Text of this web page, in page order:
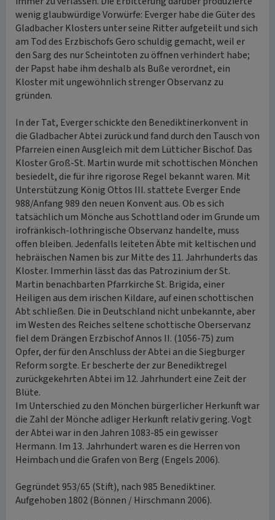
wenig glaubwürdige Vorwürfe: Everger habe die Güter des
Gladbacher Klosters unter seine Ritter aufgeteilt und sich
am Tod des Erzbischofs Gero schuldig gemacht, weil er
den Sarg des nur Scheintoten zu öffnen verhindert habe;
der Papst habe ihm deshalb als Buße verordnet, ein
Kloster mit ungewöhnlich strenger Observanz zu
gründen.
In der Tat, Everger schickte den Benediktinerkonvent in
die Gladbacher Abtei zurück und fand durch den Tausch von
Pfarreien einen Ausgleich mit dem Lütticher Bischof. Das
Kloster Groß-St. Martin wurde mit schottischen Mönchen
besiedelt, die für ihre rigorose Regel bekannt waren. Mit
Unterstützung König Ottos III. stattete Everger Ende
988/Anfang 989 den neuen Konvent aus. Ob es sich
tatsächlich um Mönche aus Schottland oder im Grunde um
irofränkisch-lothringische Observanz handelte, muss
offen bleiben. Jedenfalls leiteten Äbte mit keltischen und
hebräischen Namen bis zur Mitte des 11. Jahrhunderts das
Kloster. Immerhin lässt das das Patrozinium der St.
Martin benachbarten Pfarrkirche St. Brigida, einer
Heiligen aus dem irischen Kildare, auf einen schottischen
Abt schließen. Die in Deutschland nicht unbekannte, aber
im Westen des Reiches seltene schottische Oberservanz
fiel dem Drängen Erzbischof Annos II. (1056-75) zum
Opfer, der für den Anschluss der Abtei an die Siegburger
Reform sorgte. Er bescherte der zur Benediktregel
zurückgekehrten Abtei im 12. Jahrhundert eine Zeit der
Blüte.
Im Unterschied zu den Mönchen bürgerlicher Herkunft war
die Zahl der Mönche adliger Herkunft relativ gering. Vogt
der Abtei war in den Jahren 1083-85 ein gewisser
Hermann. Im 13. Jahrhundert waren es die Herren von
Heimbach und die Grafen von Berg (Engels 2006).
Gegründet 953/65 (Stift), nach 985 Benediktiner.
Aufgehoben 1802 (Bönnen / Hirschmann 2006).